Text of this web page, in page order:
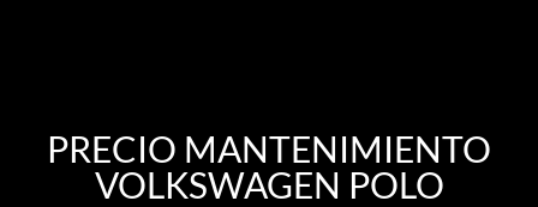
PRECIO MANTENIMIENTO
VOLKSWAGEN POLO